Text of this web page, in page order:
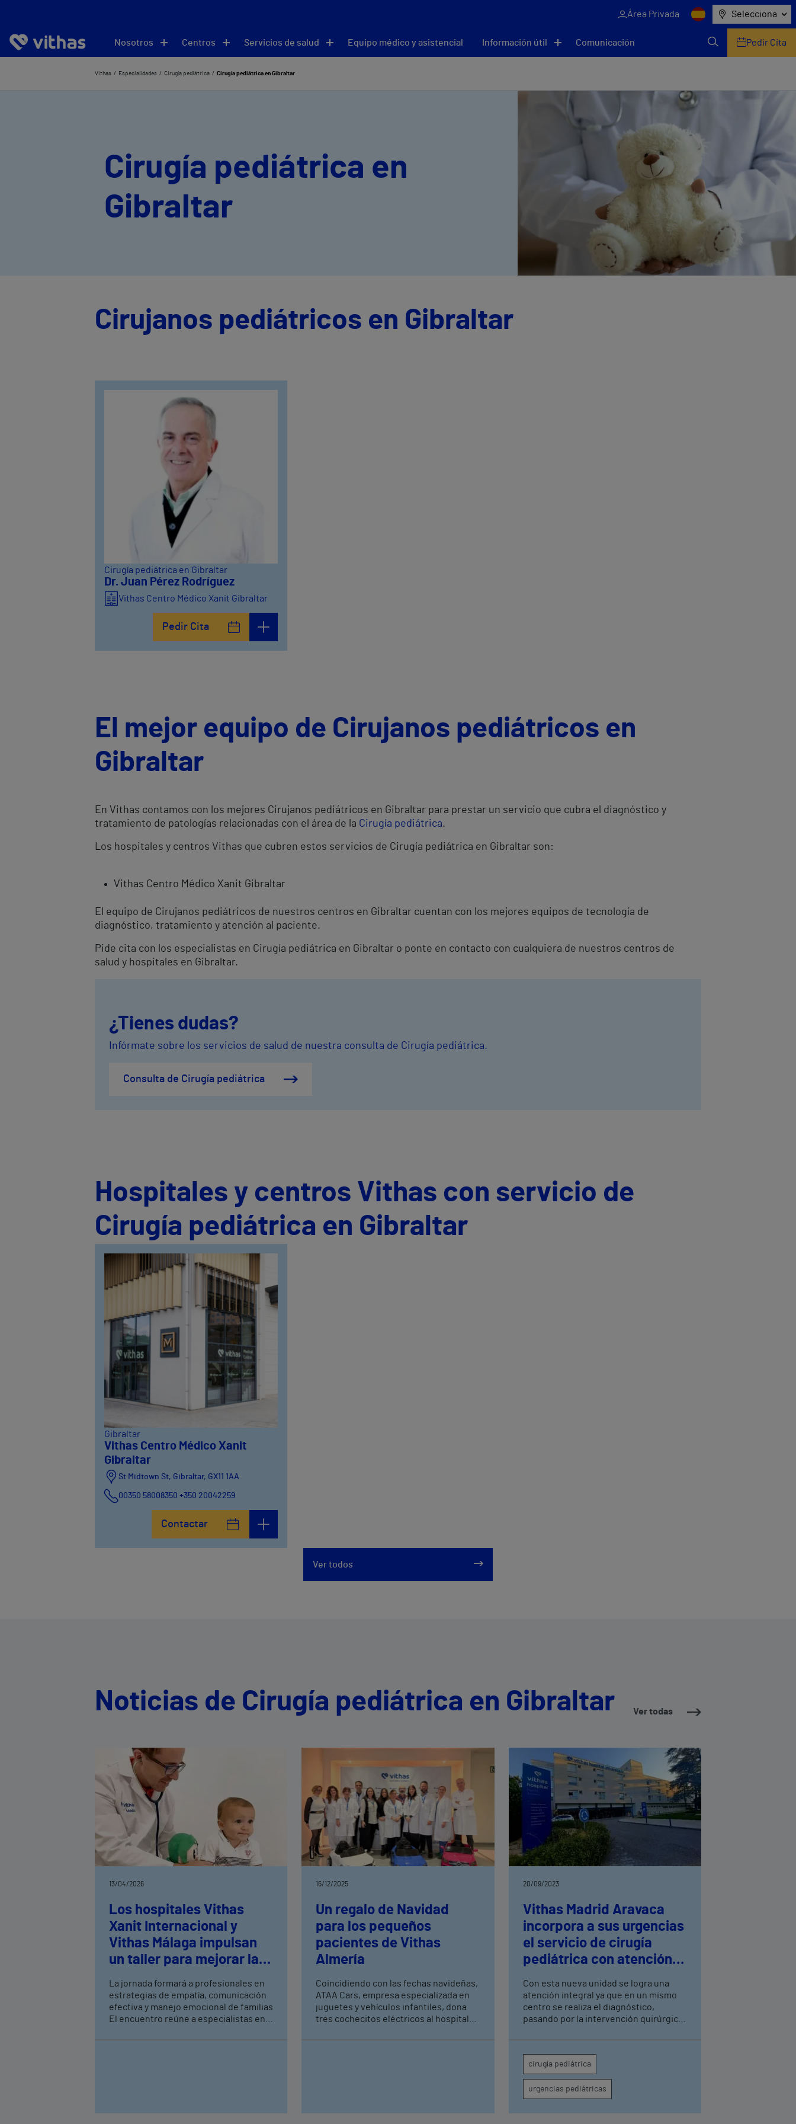
Área Privada Selecciona
Nosotros Centros Servicios de salud Equipo médico y asistencial Información útil Comunicación Pedir Cita
Vithas Especialidades Cirugía pediátrica Cirugía pediátrica en Gibraltar
Cirugía pediátrica en
Gibraltar
Cirujanos pediátricos en Gibraltar
Cirugía pediátrica en Gibraltar
Dr. Juan Pérez Rodríguez
Vithas Centro Médico Xanit Gibraltar
Pedir Cita
El mejor equipo de Cirujanos pediátricos en
Gibraltar
En Vithas contamos con los mejores Cirujanos pediátricos en Gibraltar para prestar un servicio que cubra el diagnóstico y
tratamiento de patologías relacionadas con el área de la Cirugía pediátrica.
Los hospitales y centros Vithas que cubren estos servicios de Cirugía pediátrica en Gibraltar son:
Vithas Centro Médico Xanit Gibraltar
El equipo de Cirujanos pediátricos de nuestros centros en Gibraltar cuentan con los mejores equipos de tecnología de
diagnóstico, tratamiento y atención al paciente.
Pide cita con los especialistas en Cirugía pediátrica en Gibraltar o ponte en contacto con cualquiera de nuestros centros de
salud y hospitales en Gibraltar.
¿Tienes dudas?
Infórmate sobre los servicios de salud de nuestra consulta de Cirugía pediátrica.
Consulta de Cirugía pediátrica
Hospitales y centros Vithas con servicio de
Cirugía pediátrica en Gibraltar
Gibraltar
Vithas Centro Médico Xanit
Gibraltar
St Midtown St, Gibraltar, GX11 1AA
00350 58008350 +350 20042259
Contactar
Ver todos
Noticias de Cirugía pediátrica en Gibraltar Ver todas
13/04/2026
Los hospitales Vithas
Xanit Internacional y
Vithas Málaga impulsan
un taller para mejorar la
humanización pediátrica
en urgencias
La jornada formará a profesionales en
estrategias de empatía, comunicación
efectiva y manejo emocional de familias
El encuentro reúne a especialistas en
16/12/2025
Un regalo de Navidad
para los pequeños
pacientes de Vithas
Almería
Coincidiendo con las fechas navideñas,
ATAA Cars, empresa especializada en
juguetes y vehículos infantiles, dona
tres cochecitos eléctricos al hospital
20/09/2023
Vithas Madrid Aravaca
incorpora a sus urgencias
el servicio de cirugía
pediátrica con atención
24 horas
Con esta nueva unidad se logra una
atención integral ya que en un mismo
centro se realiza el diagnóstico,
pasando por la intervención quirúrgica
equipo multidisciplinar de
especialistas en cirugía pediátrica de
urgencia tanto del aparato digestivo,
urología como de cirugía torácica o
plástica.
cirugía pediátrica
urgencias pediátricas